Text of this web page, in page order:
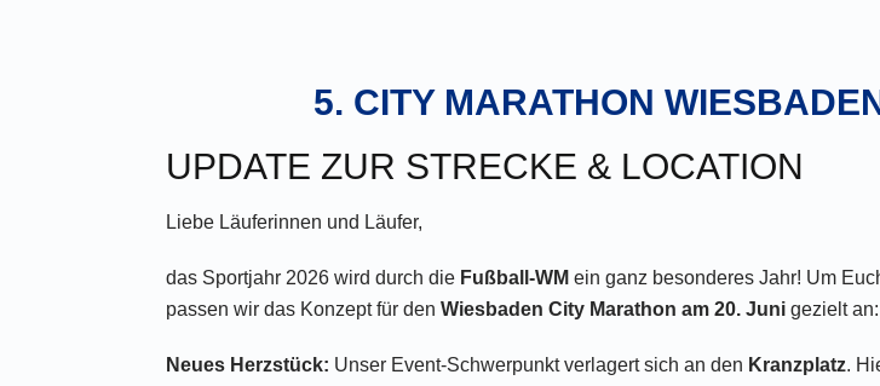
5. CITY MARATHON
UPDATE ZUR STRECKE & LOCATION
Liebe Läuferinnen und Läufer,
das Sportjahr 2026 wird durch die Fußball-WM ein ganz besonderes Jahr! Um
passen wir das Konzept für den Wiesbaden City Marathon am 20. Juni gezielt an:
Neues Herzstück: Unser Event-Schwerpunkt verlagert sich an den Kranzplatz.